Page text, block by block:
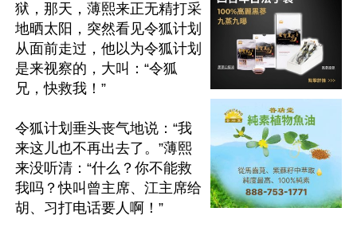
狱，那天，薄熙来正无精打采
地晒太阳，突然看见令狐计划
从面前走过，他以为令狐计划
是来视察的，大叫：“令狐
兄，快救我！”
令狐计划垂头丧气地说：“我
来这儿也不再出去了。”薄熙
来没听清：“什么？你不能救
我吗？快叫曾主席、江主席给
胡、习打电话要人啊！”